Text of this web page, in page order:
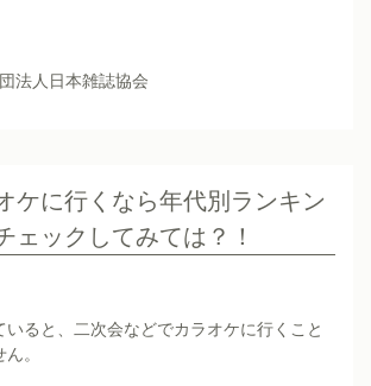
法人日本雑誌協会
ケに行くなら年代別ランキン
ェックしてみては？！
いると、二次会などでカラオケに行くこと
。